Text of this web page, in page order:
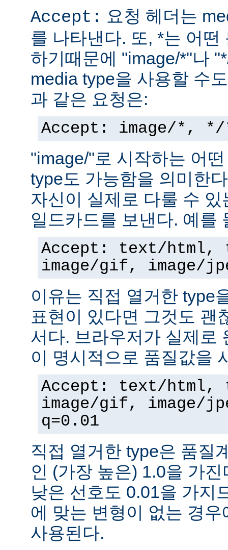
Accept: 요청 헤더는
를 나타낸다. 또, *는 어
하기때문에 "image/*"나
media type을 사용할 수
과 같은 요청은:
Accept: image/*,
"image/"로 시작하는 어
type도 가능함을 의미한
자신이 실제로 다룰 수
일드카드를 보낸다. 예를
Accept: text/
image/gif, image/
이유는 직접 열거한 type
표현이 있다면 그것도 괜
서다. 브라우저가 실제로
이 명시적으로 품질값을
Accept: text/
image/gif, image/
q=0.01
직접 열거한 type은 품질
인 (가장 높은) 1.0을 가
낮은 선호도 0.01을 가지
에 맞는 변형이 없는 경
사용된다.